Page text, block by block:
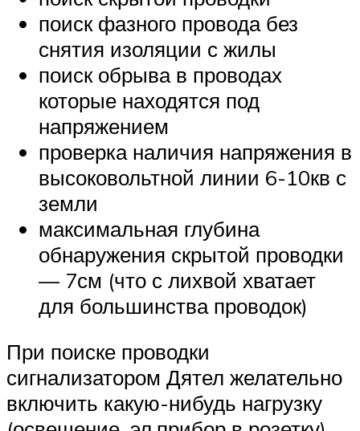
поиск фазного провода без
снятия изоляции с жилы
поиск обрыва в проводах
которые находятся под
напряжением
проверка наличия напряжения в
высоковольтной линии 6-10кв с
земли
максимальная глубина
обнаружения скрытой проводки
— 7см (что с лихвой хватает
для большинства проводок)
При поиске проводки
сигнализатором Дятел желательно
включить какую-нибудь нагрузку